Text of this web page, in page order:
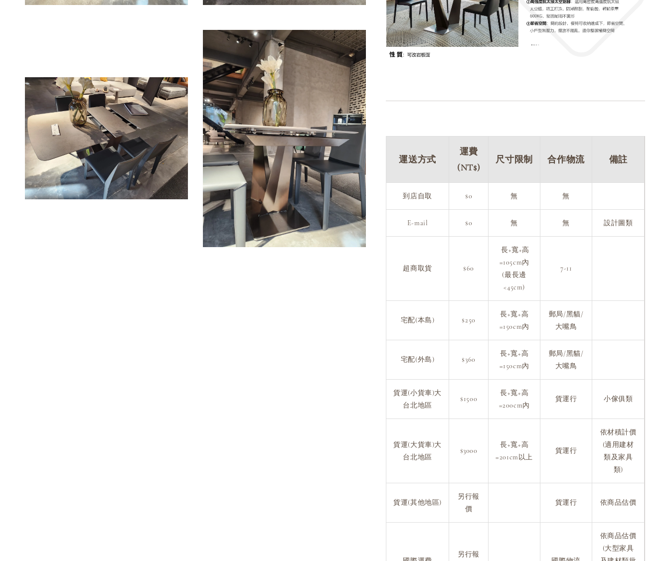
運送方式
運費
(NT$)
尺寸限制 合作物流 備註
到店自取 $0 無 無
E-mail $0 無 無 設計圖類
超商取貨 $60
長+寬+高
=105cm內
(最長邊
<45cm)
7-11
宅配(本島) $250
長+寬+高
=150cm內
郵局/黑貓/
大嘴鳥
宅配(外島) $360
長+寬+高
=150cm內
郵局/黑貓/
大嘴鳥
貨運(小貨車)大
台北地區
$1500
長+寬+高
=200cm內
貨運行 小傢俱類
貨運(大貨車)大
台北地區
$3000
長+寬+高
=201cm以上
貨運行
依材積計價
(適用建材
類及家具
類)
貨運(其他地區)
另行報
價
貨運行 依商品估價
另行報
依商品估價
(大型家具